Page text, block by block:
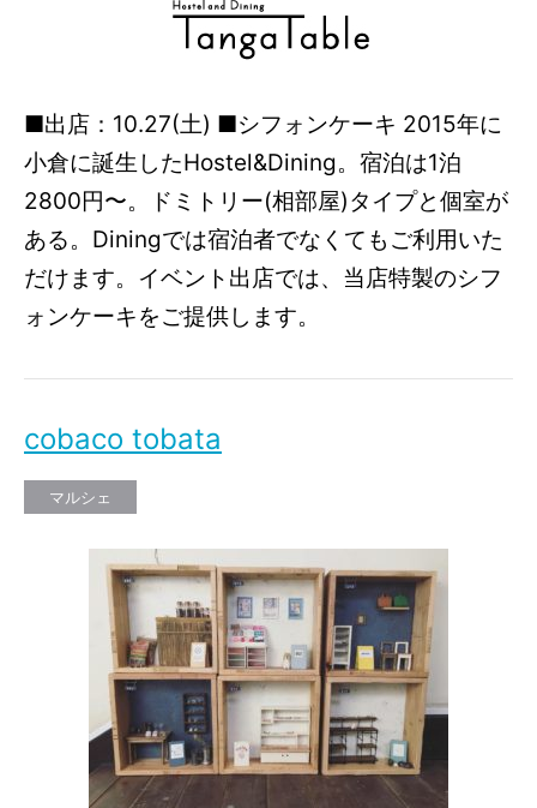
■出店：10.27(土) ■シフォンケーキ 2015年に
小倉に誕生したHostel&Dining。宿泊は1泊
2800円〜。ドミトリー(相部屋)タイプと個室が
ある。Diningでは宿泊者でなくてもご利用いた
だけます。イベント出店では、当店特製のシフ
ォンケーキをご提供します。
cobaco tobata
マルシェ